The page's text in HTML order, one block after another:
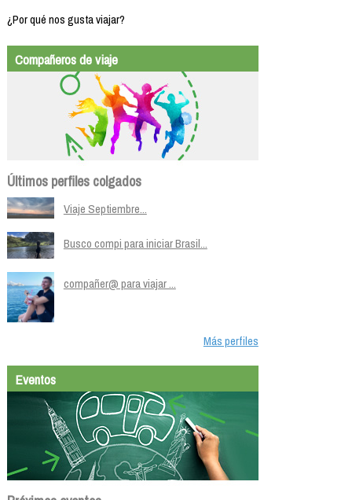
¿Por qué nos gusta viajar?
Compañeros de viaje
Últimos perfiles colgados
Viaje Septiembre...
Busco compi para iniciar Brasil...
compañer@ para viajar ...
Más perfiles
Eventos